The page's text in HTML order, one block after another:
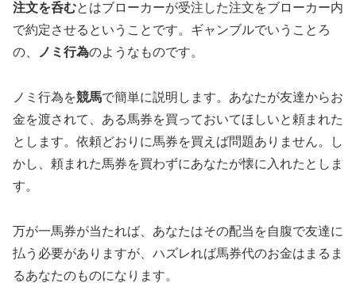
注文を呑むとはブローカーが受注した注文をブローカー内
で約定させるということです。ギャンブルでいうことろ
の、
ノミ行為のようなものです。
ノミ行為を競馬で簡単に説明します。あなたが友達からお
金を渡されて、ある馬券を買っておいてほしいと頼まれた
とします。依頼どおりに馬券を買えば問題ありません。し
かし、頼まれた馬券を買わずにあなたが懐に入れたとしま
す。
万が一馬券が当たれば、あなたはその配当を自腹で友達に
払う必要がありますが、ハズレれば馬券代のお金はまるま
るあなたのものになります。